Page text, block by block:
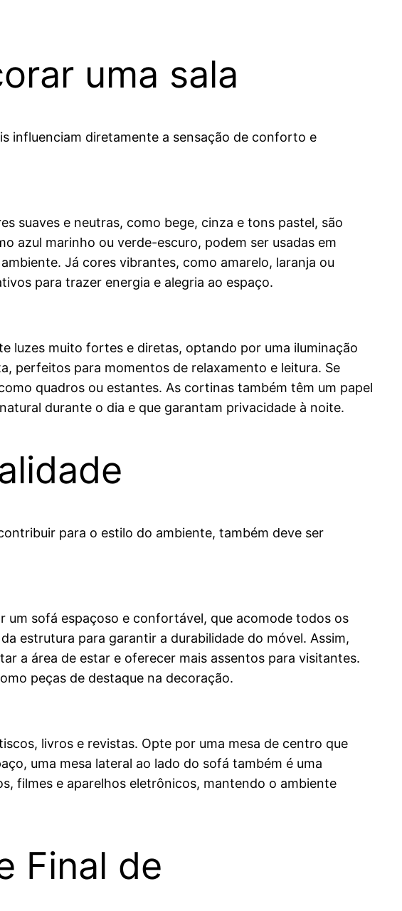
uma sala
influenciam diretamente a sensação de conforto e
suaves e neutras, como bege, cinza e tons pastel, são
azul marinho ou verde-escuro, podem ser usadas em
Já cores vibrantes, como amarelo, laranja ou
para trazer energia e alegria ao espaço.
luzes muito fortes e diretas, optando por uma iluminação
perfeitos para momentos de relaxamento e leitura. Se
quadros ou estantes. As cortinas também têm um papel
durante o dia e que garantam privacidade à noite.
para o estilo do ambiente, também deve ser
um sofá espaçoso e confortável, que acomode todos os
estrutura para garantir a durabilidade do móvel. Assim,
a área de estar e oferecer mais assentos para visitantes.
peças de destaque na decoração.
livros e revistas. Opte por uma mesa de centro que
uma mesa lateral ao lado do sofá também é uma
filmes e aparelhos eletrônicos, mantendo o ambiente
Final de